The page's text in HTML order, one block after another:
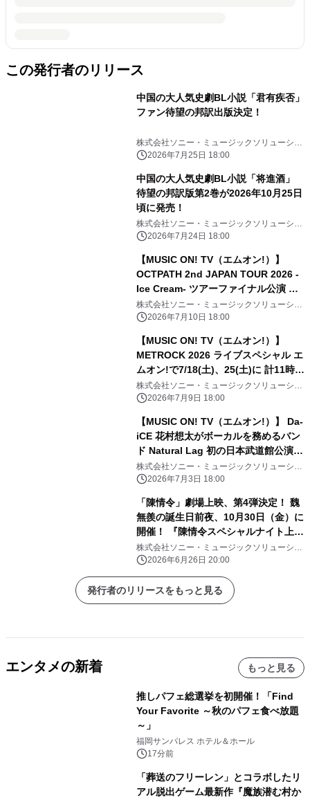
この発行者のリリース
中国の大人気史劇BL小説「君有疾否」
ファン待望の邦訳出版決定！
株式会社ソニー・ミュージックソリューショ
ンズ2026年7月25日 18:00
中国の大人気史劇BL小説「将進酒」
待望の邦訳版第2巻が2026年10月25日
頃に発売！
株式会社ソニー・ミュージックソリューショ
ンズ2026年7月24日 18:00
【MUSIC ON! TV（エムオン!）】
OCTPATH 2nd JAPAN TOUR 2026 -
Ice Cream- ツアーファイナル公演 エ
ムオン!で7/19(日)夜6時30分～独占生
中継！ 直筆サイン入りTシャツ プレゼ
株式会社ソニー・ミュージックソリューショ
ンズ2026年7月10日 18:00
【MUSIC ON! TV（エムオン!）】
METROCK 2026 ライブスペシャル エ
ムオン!で7/18(土)、25(土)に 計11時間
にわたってテレビ独占放送！
株式会社ソニー・ミュージックソリューショ
ンズ2026年7月9日 18:00
【MUSIC ON! TV（エムオン!）】 Da-
iCE 花村想太がボーカルを務めるバン
ド Natural Lag 初の日本武道館公演へ
向けた想いに迫る！ 過去最大級ライブ
ツアー初日舞台裏にも密着！ エムオ
株式会社ソニー・ミュージックソリューショ
ンズ2026年7月3日 18:00
「陳情令」劇場上映、第4弾決定！ 魏
無羨の誕生日前夜、10月30日（金）に
開催！ 『陳情令スペシャルナイト上映
会Ⅳ 2026』東京・大阪・名古屋にて
開催！
株式会社ソニー・ミュージックソリューショ
ンズ2026年6月26日 20:00
発行者のリリースをもっと見る
エンタメの新着 もっと見る
推しパフェ総選挙を初開催！「Find
Your Favorite ～秋のパフェ食べ放題
～」
福岡サンパレス ホテル＆ホール
17分前
「葬送のフリーレン」とコラボしたリ
アル脱出ゲーム最新作『魔族潜む村か